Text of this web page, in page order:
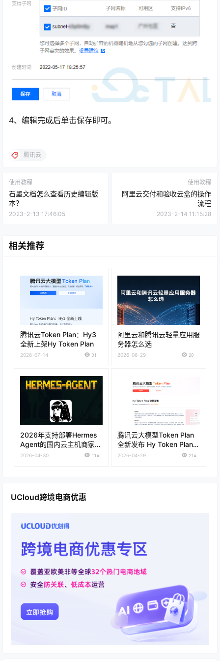
4、编辑完成后单击保存即可。
腾讯云
使用教程
石墨文档怎么查看历史编辑版
本？
2023-2-13 17:46:05
使用教程
阿里云交付和验收云盒的操作
流程
2023-2-14 11:15:28
相关推荐
腾讯云Token Plan：Hy3
全新上架Hy Token Plan
2026-07-14 31
阿里云和腾讯云轻量应用服
务器怎么选
2026-06-29 20
2026年支持部署Hermes
Agent的国内云主机商家推
荐
2026-04-30 114
腾讯云大模型Token Plan
全新发布 Hy Token Plan套
餐低至28元 通用Token
2026-04-29 214
UCloud跨境电商优惠